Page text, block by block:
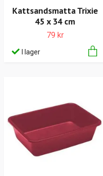
Kattsandsmatta Trixie
45 x 34 cm
79 kr
I lager